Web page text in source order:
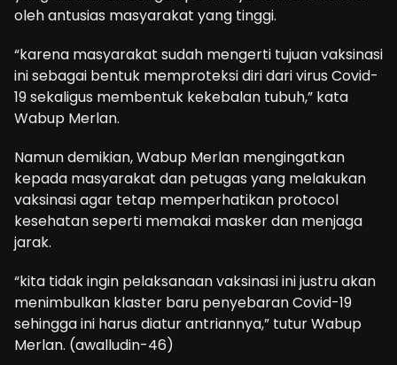
oleh antusias masyarakat yang tinggi.
“karena masyarakat sudah mengerti tujuan vaksinasi
ini sebagai bentuk memproteksi diri dari virus Covid-
19 sekaligus membentuk kekebalan tubuh,” kata
Wabup Merlan.
Namun demikian, Wabup Merlan mengingatkan
kepada masyarakat dan petugas yang melakukan
vaksinasi agar tetap memperhatikan protocol
kesehatan seperti memakai masker dan menjaga
jarak.
“kita tidak ingin pelaksanaan vaksinasi ini justru akan
menimbulkan klaster baru penyebaran Covid-19
sehingga ini harus diatur antriannya,” tutur Wabup
Merlan. (awalludin-46)